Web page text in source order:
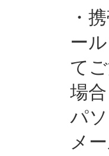
・
ー
て
場合
パ
メ